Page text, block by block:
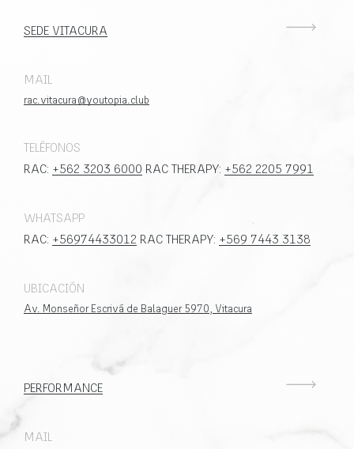
SEDE VITACURA
MAIL
rac.vitacura@youtopia.club
TELÉFONOS
RAC: +562 3203 6000 RAC THERAPY: +562 2205 7991
WHATSAPP
RAC: +56974433012 RAC THERAPY: +569 7443 3138
UBICACIÓN
Av. Monseñor Escrivá de Balaguer 5970, Vitacura
PERFORMANCE
MAIL